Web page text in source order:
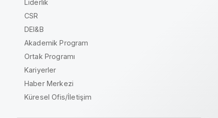
Liderlik
CSR
DEI&B
Akademik Program
Ortak Programı
Kariyerler
Haber Merkezi
Küresel Ofis/İletişim